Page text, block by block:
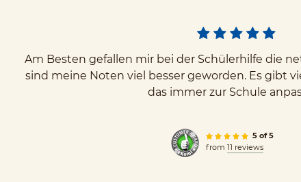
Am Besten gefallen mir bei der Schülerhilfe die
sind meine Noten viel besser geworden. Es gibt
das immer zur Schule
5 of 5
from 11 reviews